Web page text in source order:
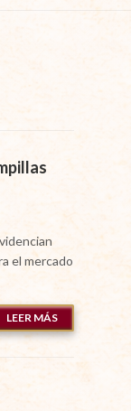
el mercado
LEER MÁS